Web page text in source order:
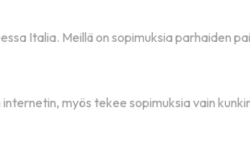
Italia. Meillä on sopimuksia
myös tekee sopimuksia vain